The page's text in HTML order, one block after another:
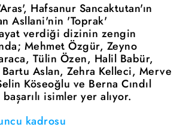
Hafsanur Sancaktutan'ın
Asllani'nin 'Toprak'
verdiği dizinin zengin
Mehmet Özgür, Zeyno
Tülin Özen, Halil Babür,
Aslan, Zehra Kelleci, Merve
Köseoğlu ve Berna Cındıl
isimler yer alıyor.
kadrosu